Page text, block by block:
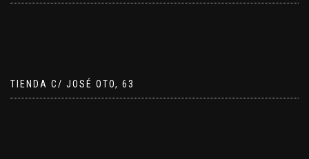
TIENDA C/ JOSÉ OTO, 63